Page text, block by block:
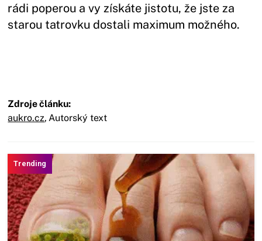
rádi poperou a vy získáte jistotu, že jste za
starou tatrovku dostali maximum možného.
Zdroje článku:
aukro.cz, Autorský text